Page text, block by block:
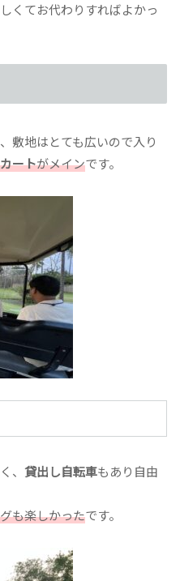
くてお代わりすればよかっ
敷地はとても広いので入り
カートがメインです。
、 貸出し自転車もあり自由
も楽しかったです。